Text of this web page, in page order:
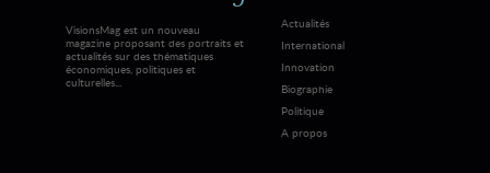
VisionsMag est un nouveau
magazine proposant des portraits et
actualités sur des thématiques
économiques, politiques et
culturelles...
Actualités
International
Innovation
Biographie
Politique
A propos